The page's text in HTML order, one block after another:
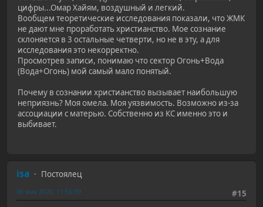
цифры...Омар Хайям, воздушный и легкий.
Вообщем теоретические исследования показали, что ЖМК
не дают мне проработать христианство. Мое сознание
склоняется в 3 остальные четверти, но не в эту, а для
исследования это некорректно.
Просмотрев записи, понимаю что сектор Огонь+Вода
(Вода+Огонь) мой самый мало понятый.
Почему в сознании христианство вызывает наибольшую
неприязнь? Моя омела. Моя уязвимость. Возможно из-за
ассоциации с матерью. Собственно из КС именно это и
выбивает.
isa
Постоялец
#15
06 мая 2020, 11:56:09